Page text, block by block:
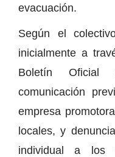
evacuación.
Según el
inicialmente a
Boletín
comunicación
empresa
locales, y
individual a los